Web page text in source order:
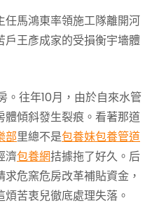
馬鴻東率領施工隊離開河
戶王彥成家的受損衡宇墻體
。往年10月，由於自來水管
傾斜發生裂痕。看著那道
部里總不是包養妹包養管道
濟包養網拮據拖了好久。后
危窯危房改革補貼資金，
苦衷兒徹底處理失落。